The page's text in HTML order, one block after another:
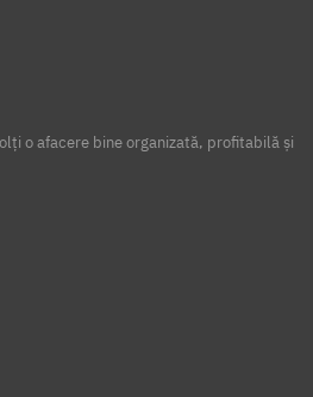
o afacere bine organizată, profitabilă și